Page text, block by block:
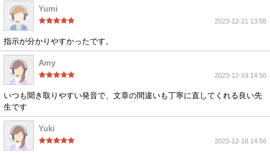
Yumi
2023-12-21 13:58
指示が分かりやすかったです。
Amy
2023-12-19 14:56
いつも聞き取りやすい発音で、文章の間違いも丁寧に直してくれる良い先
生です
Yuki
2023-12-18 14:56